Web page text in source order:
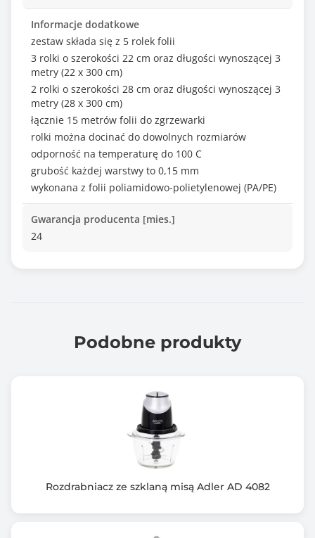
Informacje dodatkowe
zestaw składa się z 5 rolek folii
3 rolki o szerokości 22 cm oraz długości wynoszącej 3
metry (22 x 300 cm)
2 rolki o szerokości 28 cm oraz długości wynoszącej 3
metry (28 x 300 cm)
łącznie 15 metrów folii do zgrzewarki
rolki można docinać do dowolnych rozmiarów
odporność na temperaturę do 100 C
grubość każdej warstwy to 0,15 mm
wykonana z folii poliamidowo-polietylenowej (PA/PE)
Gwarancja producenta [mies.]
24
Podobne produkty
Rozdrabniacz ze szklaną misą Adler AD 4082